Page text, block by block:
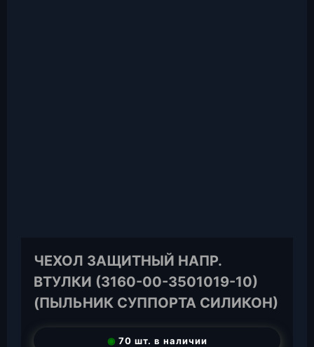
ЧЕХОЛ ЗАЩИТНЫЙ НАПР.
ВТУЛКИ (3160-00-3501019-10)
(ПЫЛЬНИК СУППОРТА СИЛИКОН)
◉ 70 шт. в наличии